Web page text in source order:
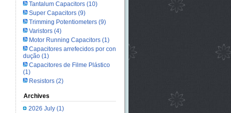
Tantalum Capacitors(10)
Super Capacitors(9)
Trimming Potentiometers(9)
Varistors(4)
Motor Running Capacitors(1)
Capacitores arrefecidos por con
dução(1)
Capacitores de Filme Plástico
(1)
Resistors(2)
Archives
2026 July(1)